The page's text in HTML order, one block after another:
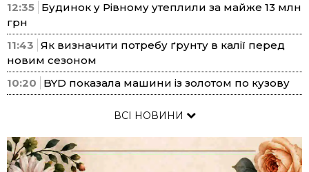
12:35 Будинок у Рівному утеплили за майже 13 млн
грн
11:43 Як визначити потребу ґрунту в калії перед
новим сезоном
10:20
BYD показала машини із золотом по кузову
ВСІ НОВИНИ